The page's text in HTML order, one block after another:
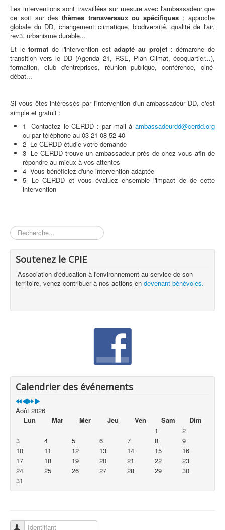
Les interventions sont travaillées sur mesure avec l'ambassadeur que
ce soit sur des thèmes transversaux ou spécifiques : approche
globale du DD, changement climatique, biodiversité, qualité de l'air,
rev3, urbanisme durable...
Et leformat de l'intervention estadapté au projet: démarche de
transition vers le DD (Agenda 21, RSE, Plan Climat, écoquartier...),
formation, club d'entreprises, réunion publique, conférence, ciné-
débat...
Si vous êtes intéressés par l'intervention d'un ambassadeur DD, c'est
simple et gratuit :
1- Contactez le CERDD : par mail à ambassadeurdd@cerdd.org
ou par téléphone au 03 21 08 52 40
2- Le CERDD étudie votre demande
3- Le CERDD trouve un ambassadeur près de chez vous afin de
répondre au mieux à vos attentes
4- Vous bénéficiez d'une intervention adaptée
5- Le CERDD et vous évaluez ensemble l'impact de de cette
intervention
Rechercher
Soutenez le CPIE
Association d'éducation à l'environnement au service de son
territoire, venez contribuer à nos actions en devenant bénévoles.
Calendrier des événements
Août 2026
Lun
Mar Mer Jeu Ven Sam
Dim
1
2
3
4 5 6 7 8
9
10
11 12 13 14 15
16
17
18 19 20 21 22
23
24
25 26 27 28 29
30
31
Identifiant